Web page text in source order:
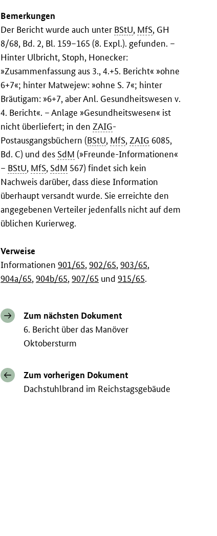
Bemerkungen
Der Bericht wurde auch unter BStU, MfS, GH
8/68, Bd. 2, Bl. 159–165 (8. Expl.). gefunden. –
Hinter Ulbricht, Stoph, Honecker:
»Zusammenfassung aus 3., 4.+5. Bericht« »ohne
6+7«; hinter Matwejew: »ohne S. 7«; hinter
Bräutigam: »6+7, aber Anl. Gesundheitswesen v.
4. Bericht«. – Anlage »Gesundheitswesen« ist
nicht überliefert; in denZAIG-
Postausgangsbüchern (BStU, MfS,ZAIG 6085,
Bd. C) und des SdM (»Freunde-Informationen«
– BStU, MfS, SdM 567) findet sich kein
Nachweis darüber, dass diese Information
überhaupt versandt wurde. Sie erreichte den
angegebenen Verteiler jedenfalls nicht auf dem
üblichen Kurierweg.
Verweise
Informationen901/65,902/65,903/65,
904a/65,904b/65,907/65 und915/65.
Zum nächsten Dokument
6. Bericht über das Manöver
Oktobersturm
Zum vorherigen Dokument
Dachstuhlbrand im Reichstagsgebäude